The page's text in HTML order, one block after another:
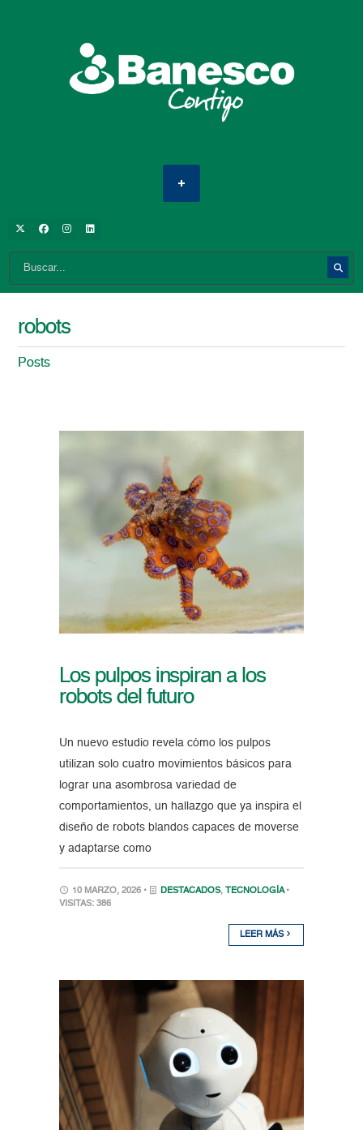
robots
Posts
Los pulpos inspiran a los
robots del futuro
Un nuevo estudio revela cómo los pulpos
utilizan solo cuatro movimientos básicos para
lograr una asombrosa variedad de
comportamientos, un hallazgo que ya inspira el
diseño de robots blandos capaces de moverse
y adaptarse como
10 MARZO, 2026 • DESTACADOS, TECNOLOGÍA •
VISITAS: 386
LEER MÁS